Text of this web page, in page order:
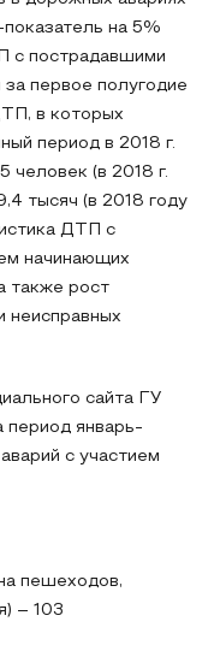
на 5%
с пострадавшими
первое полугодие
в которых
период в 2018 г.
человек (в 2018 г.
тысяч (в 2018 году
ДТП с
начинающих
также рост
неисправных
сайта ГУ
январь-
с участием
пешеходов,
– 103